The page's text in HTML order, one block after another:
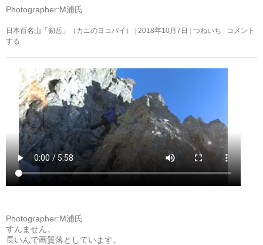
Photographer:M浦氏
日本百名山「剱岳」（カニのヨコバイ） 2018年10月7日 つねいち
コメント
する
Photographer:M浦氏
すんません。
長いんで画質落としています。